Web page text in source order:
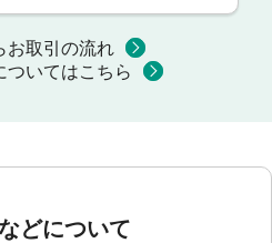
お取引の流れ
ついてはこちら
どについて